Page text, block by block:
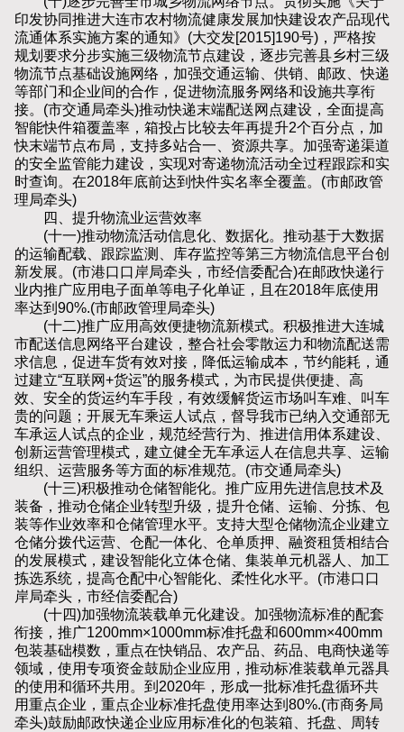
印发协同推进大连市农村物流健康发展加快建设农产品现代
流通体系实施方案的通知》(大交发[2015]190号)，严格按
规划要求分步实施三级物流节点建设，逐步完善县乡村三级
物流节点基础设施网络，加强交通运输、供销、邮政、快递
等部门和企业间的合作，促进物流服务网络和设施共享衔
接。(市交通局牵头)推动快递末端配送网点建设，全面提高
智能快件箱覆盖率，箱投占比较去年再提升2个百分点，加
快末端节点布局，支持多站合一、资源共享。加强寄递渠道
的安全监管能力建设，实现对寄递物流活动全过程跟踪和实
时查询。在2018年底前达到快件实名率全覆盖。(市邮政管
理局牵头)
四、提升物流业运营效率
(十一)推动物流活动信息化、数据化。推动基于大数据
的运输配载、跟踪监测、库存监控等第三方物流信息平台创
新发展。(市港口口岸局牵头，市经信委配合)在邮政快递行
业内推广应用电子面单等电子化单证，且在2018年底使用
率达到90%.(市邮政管理局牵头)
(十二)推广应用高效便捷物流新模式。积极推进大连城
市配送信息网络平台建设，整合社会零散运力和物流配送需
求信息，促进车货有效对接，降低运输成本，节约能耗，通
过建立“互联网+货运”的服务模式，为市民提供便捷、高
效、安全的货运约车手段，有效缓解货运市场叫车难、叫车
贵的问题；开展无车乘运人试点，督导我市已纳入交通部无
车承运人试点的企业，规范经营行为、推进信用体系建设、
创新运营管理模式，建立健全无车承运人在信息共享、运输
组织、运营服务等方面的标准规范。(市交通局牵头)
(十三)积极推动仓储智能化。推广应用先进信息技术及
装备，推动仓储企业转型升级，提升仓储、运输、分拣、包
装等作业效率和仓储管理水平。支持大型仓储物流企业建立
仓储分拨代运营、仓配一体化、仓单质押、融资租赁相结合
的发展模式，建设智能化立体仓储、集装单元机器人、加工
拣选系统，提高仓配中心智能化、柔性化水平。(市港口口
岸局牵头，市经信委配合)
(十四)加强物流装载单元化建设。加强物流标准的配套
衔接，推广1200mm×1000mm标准托盘和600mm×400mm
包装基础模数，重点在快销品、农产品、药品、电商快递等
领域，使用专项资金鼓励企业应用，推动标准装载单元器具
的使用和循环共用。到2020年，形成一批标准托盘循环共
用重点企业，重点企业标准托盘使用率达到80%.(市商务局
牵头)鼓励邮政快递企业应用标准化的包装箱、托盘、周转